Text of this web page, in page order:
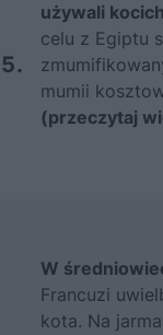
5.
używali
celu z Egiptu
mumii
(przeczytaj
W
Francuzi
kota. Na